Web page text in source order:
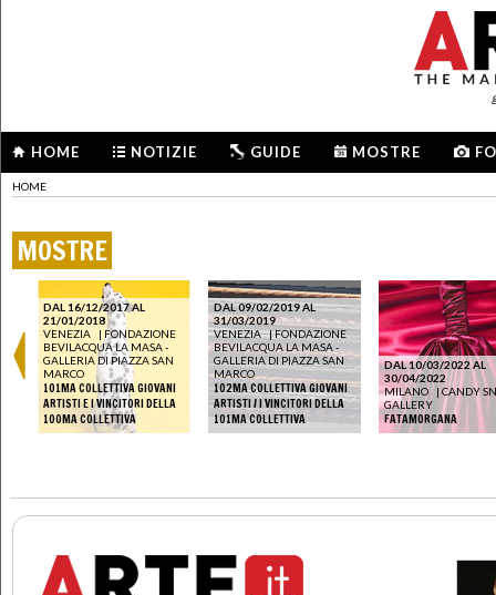
HOME NOTIZIE GUIDE MOSTRE
HOME
MOSTRE
DAL 16/12/2017 AL
21/01/2018
VENEZIA
| FONDAZIONE
BEVILACQUA LA MASA -
GALLERIA DI PIAZZA SAN
MARCO
101MA COLLETTIVA GIOVANI
ARTISTI E I VINCITORI DELLA
100MA COLLETTIVA
DAL 09/02/2019 AL
31/03/2019
VENEZIA |FONDAZIONE
BEVILACQUA LA MASA -
GALLERIA DI PIAZZA SAN
MARCO
102MA COLLETTIVA GIOVANI
ARTISTI / I VINCITORI DELLA
101MA COLLETTIVA
DAL 10/03/2022 AL
30/04/2022
MILANO
| CANDY
GALLERY
FATAMORGANA